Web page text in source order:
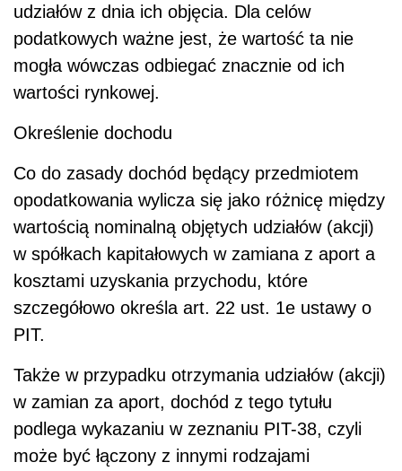
udziałów z dnia ich objęcia. Dla celów
podatkowych ważne jest, że wartość ta nie
mogła wówczas odbiegać znacznie od ich
wartości rynkowej.
Określenie dochodu
Co do zasady dochód będący przedmiotem
opodatkowania wylicza się jako różnicę między
wartością nominalną objętych udziałów (akcji)
w spółkach kapitałowych w zamiana z aport a
kosztami uzyskania przychodu, które
szczegółowo określa art. 22 ust. 1e ustawy o
PIT.
Także w przypadku otrzymania udziałów (akcji)
w zamian za aport, dochód z tego tytułu
podlega wykazaniu w zeznaniu PIT-38, czyli
może być łączony z innymi rodzajami